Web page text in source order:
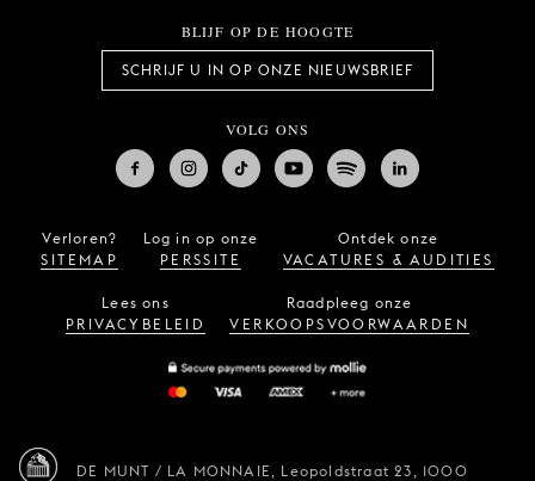
BLIJF OP DE HOOGTE
SCHRIJF U IN OP ONZE NIEUWSBRIEF
VOLG ONS
Verloren?
SITEMAP
Log in op onze
PERSSITE
Ontdek onze
VACATURES & AUDITIES
Lees ons
PRIVACYBELEID
Raadpleeg onze
VERKOOPSVOORWAARDEN
DE MUNT / LA MONNAIE, Leopoldstraat 23, 1000